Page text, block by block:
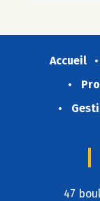
Accueil
47